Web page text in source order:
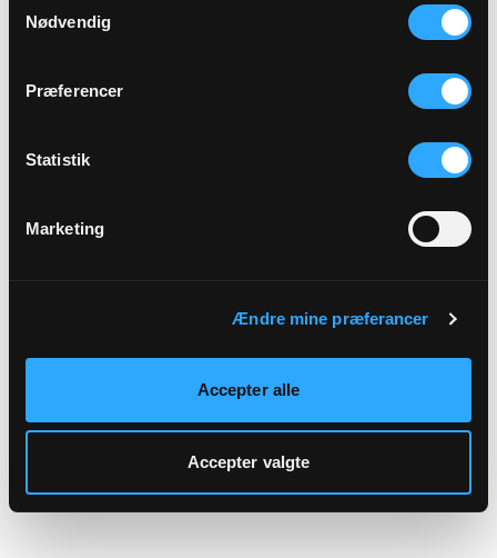
af cookies under "Detaljer" eller ved at klikke videre til
vores Cookiepolitik, som du finder i bunden af vores
Nødvendig
Præferencer
Statistik
Marketing
Ændre mine præferancer
Accepter alle
Accepter valgte